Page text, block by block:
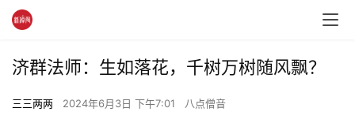
济群法师：生如落花，千树万树随风飘？
三三两两 2024年6月3日 下午7:01 八点僧音